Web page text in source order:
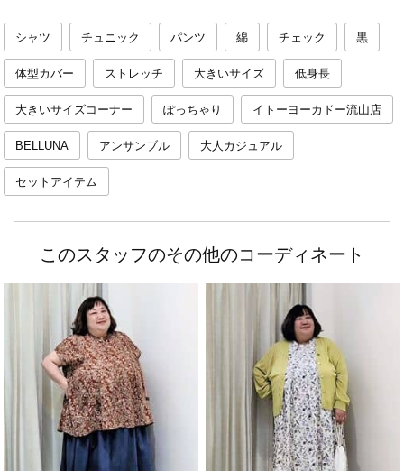
シャツ チュニック パンツ 綿 チェック 黒
体型カバー ストレッチ 大きいサイズ 低身長
大きいサイズコーナー ぽっちゃり イトーヨーカドー流山店
BELLUNA アンサンブル 大人カジュアル
セットアイテム
このスタッフのその他のコーディネート